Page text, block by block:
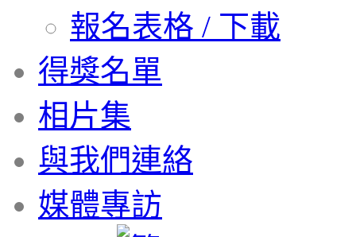
報名表格 / 下載
得獎名單
相片集
與我們連絡
媒體專訪